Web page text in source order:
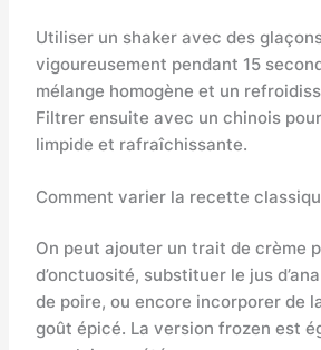
Utiliser un shaker avec des
vigoureusement pendant 15
mélange homogène et un
Filtrer ensuite avec un chinois
limpide et rafraîchissante.
Comment varier la recette
On peut ajouter un trait de crème
d’onctuosité, substituer le jus
de poire, ou encore incorporer de
goût épicé. La version frozen est